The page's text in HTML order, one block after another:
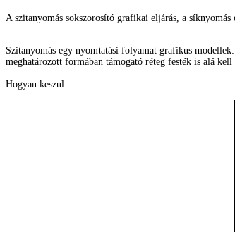
A szitanyomás sokszorosító grafikai eljárás, a síknyomás
Szitanyomás egy nyomtatási folyamat grafikus
meghatározott formában támogató réteg festék is alá
Hogyan keszul: